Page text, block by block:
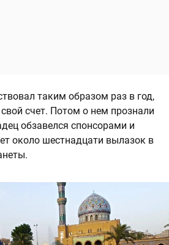
таким образом раз в год,
счет. Потом о нем прознали
обзавелся спонсорами и
около шестнадцати вылазок в